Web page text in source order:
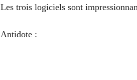
Les trois logiciels sont
Antidote :